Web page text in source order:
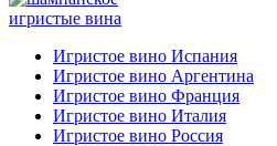
игристые вина
Игристое вино Испания
Игристое вино Аргентина
Игристое вино Франция
Игристое вино Италия
Игристое вино Россия